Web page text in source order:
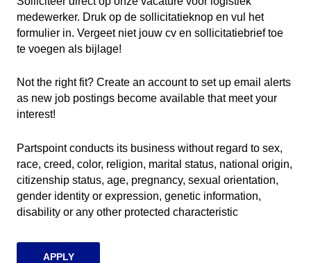
medewerker. Druk op de sollicitatieknop en vul het
formulier in. Vergeet niet jouw cv en sollicitatiebrief toe
te voegen als bijlage!
Not the right fit? Create an account to set up email alerts
as new job postings become available that meet your
interest!
Partspoint conducts its business without regard to sex,
race, creed, color, religion, marital status, national origin,
citizenship status, age, pregnancy, sexual orientation,
gender identity or expression, genetic information,
disability or any other protected characteristic
APPLY